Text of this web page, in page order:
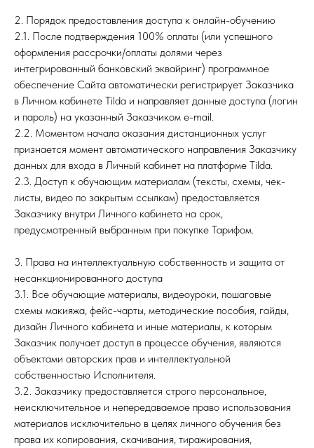
2. Порядок предоставления доступа к онлайн-обучению
2.1. После подтверждения 100% оплаты (или успешного
оформления рассрочки/оплаты долями через
интегрированный банковский эквайринг) программное
обеспечение Сайта автоматически регистрирует Заказчика
в Личном кабинете Tilda и направляет данные доступа (логин
и пароль) на указанный Заказчиком e-mail.
2.2. Моментом начала оказания дистанционных услуг
признается момент автоматического направления Заказчику
данных для входа в Личный кабинет на платформе Tilda.
2.3. Доступ к обучающим материалам (тексты, схемы, чек-
листы, видео по закрытым ссылкам) предоставляется
Заказчику внутри Личного кабинета на срок,
предусмотренный выбранным при покупке Тарифом.
3. Права на интеллектуальную собственность и защита от
несанкционированного доступа
3.1. Все обучающие материалы, видеоуроки, пошаговые
схемы макияжа, фейс-чарты, методические пособия, гайды,
дизайн Личного кабинета и иные материалы, к которым
Заказчик получает доступ в процессе обучения, являются
объектами авторских прав и интеллектуальной
собственностью Исполнителя.
3.2. Заказчику предоставляется строго персональное,
неисключительное и непередаваемое право использования
материалов исключительно в целях личного обучения без
права их копирования, скачивания, тиражирования,